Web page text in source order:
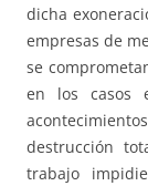
dicha
empresas de
se
en los casos
destrucción
trabajo